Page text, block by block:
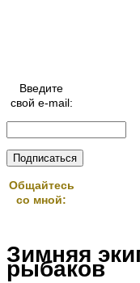
Введите
свой e-mail:
Общайтесь
со мной:
Зимняя
рыбаков